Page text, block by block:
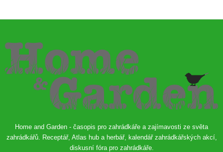
Home and Garden - časopis pro zahrádkáře a zajímavosti ze světa
zahrádkářů. Receptář, Atlas hub a herbář, kalendář zahrádkářských akcí,
diskusní fóra pro zahrádkáře.